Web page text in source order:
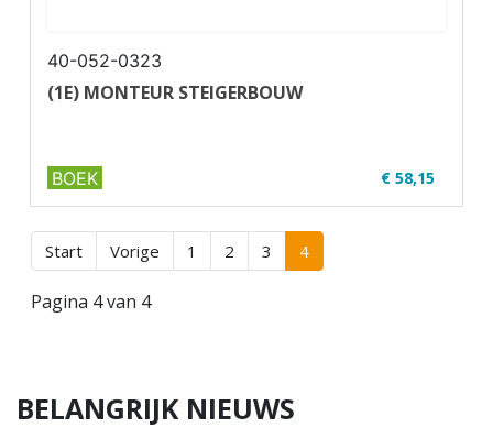
40-052-0323
(1E) MONTEUR STEIGERBOUW
€ 58,15
✔ Full colour
BOEK
Start Vorige 1 2 3 4
Pagina 4 van 4
BELANGRIJK NIEUWS